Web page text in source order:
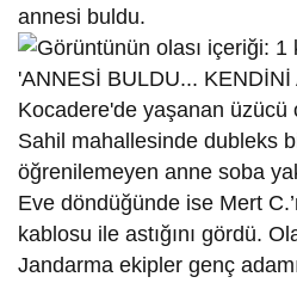
annesi buldu.
Sahil mahallesinde dubleks
öğrenilemeyen anne soba
Eve döndüğünde ise Mert
kablosu ile astığını gördü.
Jandarma ekipler genç